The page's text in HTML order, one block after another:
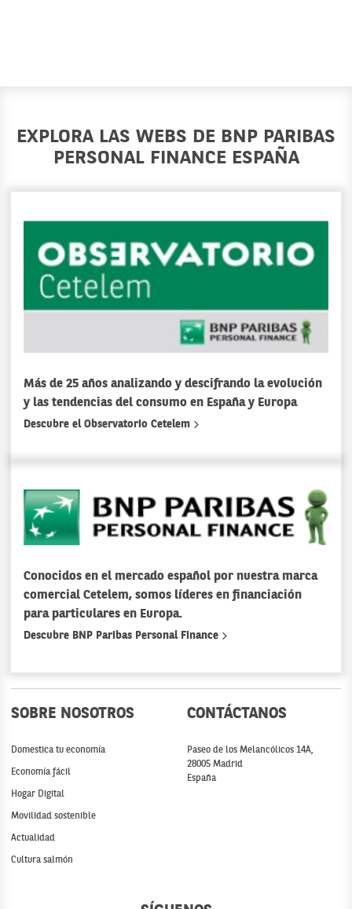
EXPLORA LAS WEBS DE BNP PARIBAS
PERSONAL FINANCE ESPAÑA
Más de 25 años analizando y descifrando la evolución
y las tendencias del consumo en España y Europa
Descubre el Observatorio Cetelem
Conocidos en el mercado español por nuestra marca
comercial Cetelem, somos líderes en financiación
para particulares en Europa.
Descubre BNP Paribas Personal Finance
SOBRE NOSOTROS
Domestica tu economía
Economía fácil
Hogar Digital
Movilidad sostenible
Actualidad
Cultura salmón
CONTÁCTANOS
Paseo de los Melancólicos 14A,
28005 Madrid
España